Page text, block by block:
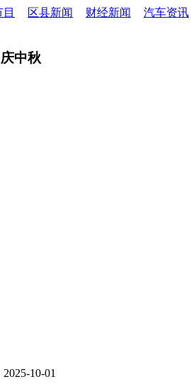
区县新闻 财经新闻 汽车资讯
中秋
10-01